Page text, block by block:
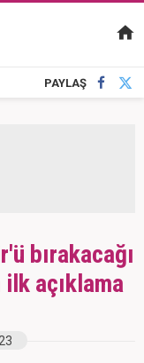
PAYLAŞ
bırakacağı
açıklama